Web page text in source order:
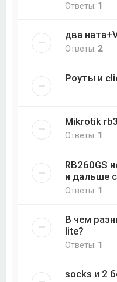
Ответы: 1
два
Ответы: 2
Роуты и
Mikrotik
Ответы: 1
RB260GS
и дальше
Ответы: 1
В чем
lite?
Ответы: 1
socks и 2